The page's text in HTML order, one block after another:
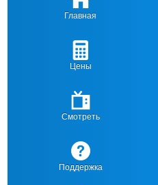
Главная
Цены
Смотреть
Поддержка